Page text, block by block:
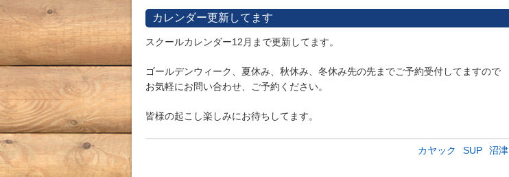
カレンダー更新してます
スクールカレンダー12月まで更新してます。
ゴールデンウィーク、夏休み、秋休み、冬休み先の先までご予約受付してますので
お気軽にお問い合わせ、ご予約ください。
皆様の起こし楽しみにお待ちしてます。
カヤック SUP 沼津